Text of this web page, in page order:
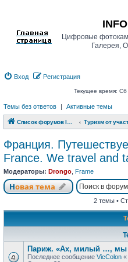
Цифровые
Галерея,
Вход Регистрация
Текущее время:
Темы без ответов | Активные темы
Список форумов INFO CAM | Форум
Франция.
France. We travel and
Модераторы: Drongo Frame
Новая тема
Новая тема
2 темы •
Париж. «Ах, милый …, мы
Последнее сообщение VicColon «